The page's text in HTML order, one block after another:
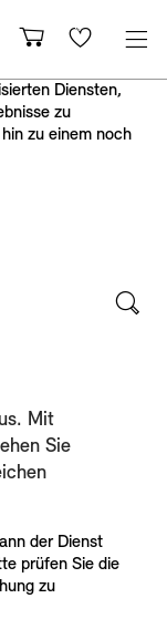
Diensten,
zu
zu einem noch
Mit
Sie
der Dienst
prüfen Sie die
zu